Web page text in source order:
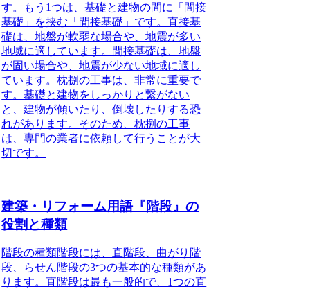
す。もう1つは、基礎と建物の間に「間接
基礎」を挟む「間接基礎」です。直接基
礎は、地盤が軟弱な場合や、地震が多い
地域に適しています。間接基礎は、地盤
が固い場合や、地震が少ない地域に適し
ています。枕捌の工事は、非常に重要で
す。基礎と建物をしっかりと繋がない
と、建物が傾いたり、倒壊したりする恐
れがあります。そのため、枕捌の工事
は、専門の業者に依頼して行うことが大
切です。
建築・リフォーム用語『階段』の
役割と種類
階段の種類階段には、直階段、曲がり階
段、らせん階段の3つの基本的な種類があ
ります。直階段は最も一般的で、1つの直